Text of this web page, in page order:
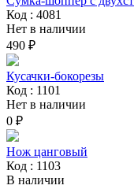
Код : 4081
Нет в наличии
490 ₽
Кусачки-бокорезы
Код : 1101
Нет в наличии
0 ₽
Нож цанговый
Код : 1103
В наличии